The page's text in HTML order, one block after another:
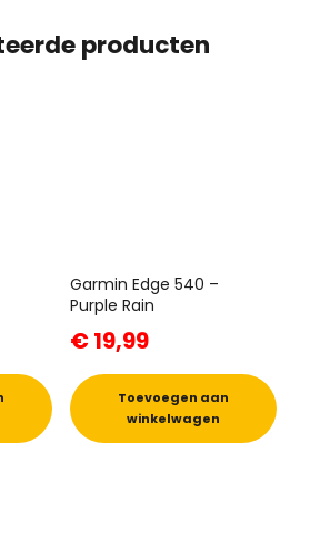
producten
Garmin Edge 540 –
Purple Rain
€19,99
Toevoegen aan
winkelwagen